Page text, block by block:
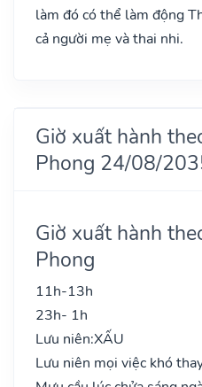
làm đó có thể làm động
cả người mẹ và thai nhi.
Giờ xuất hành
Phong 24/08/
Giờ xuất hành
Phong
11h-13h
23h- 1h
Lưu niên:XẤU
Lưu niên mọi việc khó